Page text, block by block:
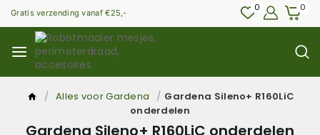
Gratis verzending vanaf €25,- 0 0
/ Alles voor Gardena / Gardena Sileno+ R160LiC
onderdelen
Gardena Sileno+ R160LiC onderdelen